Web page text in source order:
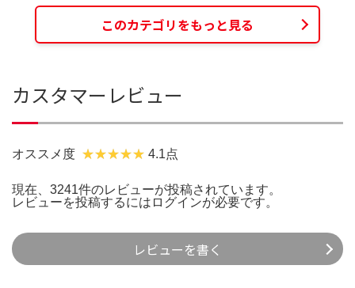
このカテゴリをもっと見る
カスタマーレビュー
オススメ度 4.1点
現在、3241件のレビューが投稿されています。
レビューを投稿するには ログインが必要です。
レビューを書く